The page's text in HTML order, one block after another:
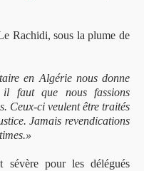
Rachidi, sous la plume de
en Algérie nous donne
il faut que nous fassions
Ceux-ci veulent être traités
Jamais revendications
sévère pour les délégués